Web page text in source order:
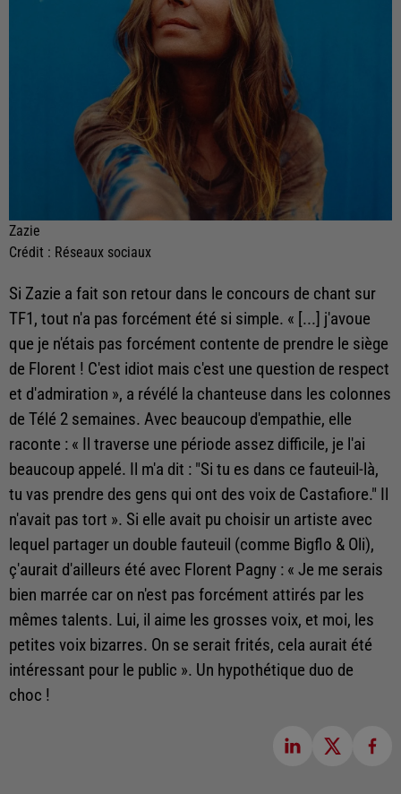
Zazie
Crédit : Réseaux sociaux
Si Zazie a fait son retour dans le concours de chant sur
TF1, tout n'a pas forcément été si simple. « [...] j'avoue
que je n'étais pas forcément contente de prendre le siège
de Florent ! C'est idiot mais c'est une question de respect
et d'admiration », a révélé la chanteuse dans les colonnes
de Télé 2 semaines. Avec beaucoup d'empathie, elle
raconte : « Il traverse une période assez difficile, je l'ai
beaucoup appelé. Il m'a dit : "Si tu es dans ce fauteuil-là,
tu vas prendre des gens qui ont des voix de Castafiore." Il
n'avait pas tort ». Si elle avait pu choisir un artiste avec
lequel partager un double fauteuil (comme Bigflo & Oli),
ç'aurait d'ailleurs été avec Florent Pagny : « Je me serais
bien marrée car on n'est pas forcément attirés par les
mêmes talents. Lui, il aime les grosses voix, et moi, les
petites voix bizarres. On se serait frités, cela aurait été
intéressant pour le public ». Un hypothétique duo de
choc !